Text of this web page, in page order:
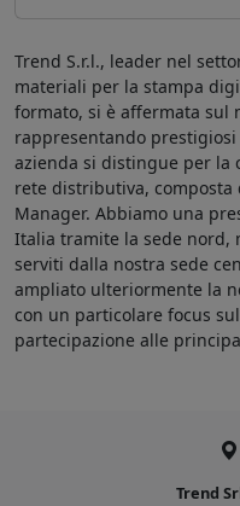
Trend S.r.l., leader nel
materiali per la stampa
formato, si è affermata sul
rappresentando
azienda si distingue per la
rete distributiva, composta
Manager. Abbiamo una
Italia tramite la sede nord,
serviti dalla nostra sede
ampliato ulteriormente la
con un particolare focus
partecipazione alle
Trend